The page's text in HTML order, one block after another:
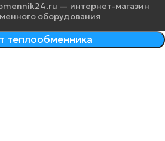
— интернет-магазин
оборудования
теплообменника